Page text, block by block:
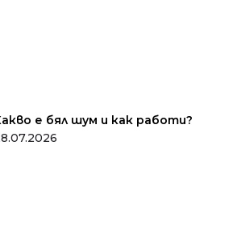
е бял шум и как работи?